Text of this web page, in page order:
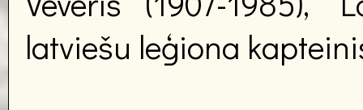
latviešu leģiona